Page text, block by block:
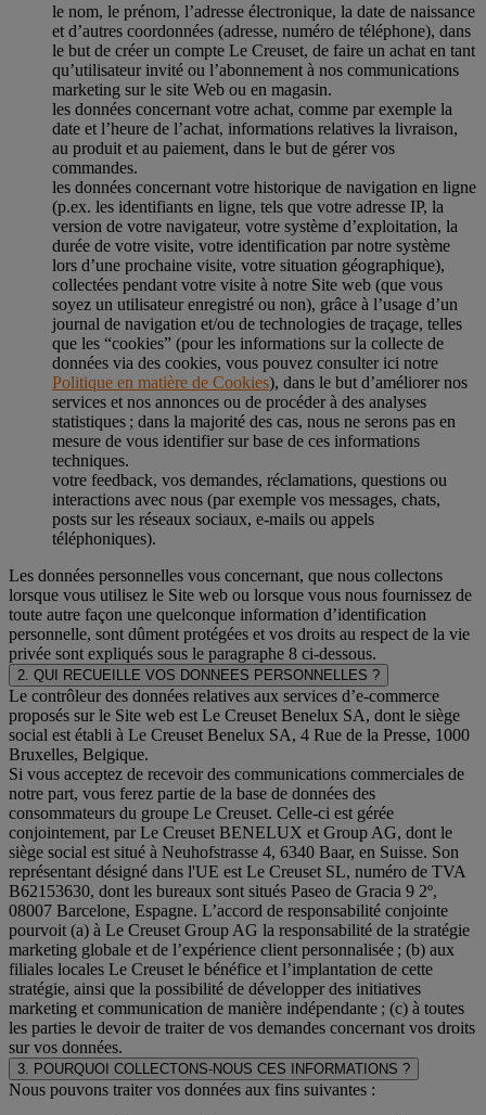
le nom, le prénom, l’adresse électronique, la date de naissance
et d’autres coordonnées (adresse, numéro de téléphone), dans
le but de créer un compte Le Creuset, de faire un achat en tant
qu’utilisateur invité ou l’abonnement à nos communications
marketing sur le site Web ou en magasin.
les données concernant votre achat, comme par exemple la
date et l’heure de l’achat, informations relatives la livraison,
au produit et au paiement, dans le but de gérer vos
commandes.
les données concernant votre historique de navigation en ligne
(p.ex. les identifiants en ligne, tels que votre adresse IP, la
version de votre navigateur, votre système d’exploitation, la
durée de votre visite, votre identification par notre système
lors d’une prochaine visite, votre situation géographique),
collectées pendant votre visite à notre Site web (que vous
soyez un utilisateur enregistré ou non), grâce à l’usage d’un
journal de navigation et/ou de technologies de traçage, telles
que les “cookies” (pour les informations sur la collecte de
données via des cookies, vous pouvez consulter ici notre
Politique en matière de Cookies), dans le but d’améliorer nos
services et nos annonces ou de procéder à des analyses
statistiques ; dans la majorité des cas, nous ne serons pas en
mesure de vous identifier sur base de ces informations
techniques.
votre feedback, vos demandes, réclamations, questions ou
interactions avec nous (par exemple vos messages, chats,
posts sur les réseaux sociaux, e-mails ou appels
téléphoniques).
Les données personnelles vous concernant, que nous collectons
lorsque vous utilisez le Site web ou lorsque vous nous fournissez de
toute autre façon une quelconque information d’identification
personnelle, sont dûment protégées et vos droits au respect de la vie
privée sont expliqués sous le paragraphe 8 ci-dessous.
2. QUI RECUEILLE VOS DONNEES PERSONNELLES ?
Le contrôleur des données relatives aux services d’e-commerce
proposés sur le Site web est Le Creuset Benelux SA, dont le siège
social est établi à Le Creuset Benelux SA, 4 Rue de la Presse, 1000
Bruxelles, Belgique.
Si vous acceptez de recevoir des communications commerciales de
notre part, vous ferez partie de la base de données des
consommateurs du groupe Le Creuset. Celle-ci est gérée
conjointement, par Le Creuset BENELUX et Group AG, dont le
siège social est situé à Neuhofstrasse 4, 6340 Baar, en Suisse. Son
représentant désigné dans l'UE est Le Creuset SL, numéro de TVA
B62153630, dont les bureaux sont situés Paseo de Gracia 9 2º,
08007 Barcelone, Espagne. L’accord de responsabilité conjointe
pourvoit (a) à Le Creuset Group AG la responsabilité de la stratégie
marketing globale et de l’expérience client personnalisée ; (b) aux
filiales locales Le Creuset le bénéfice et l’implantation de cette
stratégie, ainsi que la possibilité de développer des initiatives
marketing et communication de manière indépendante ; (c) à toutes
les parties le devoir de traiter de vos demandes concernant vos droits
sur vos données.
3. POURQUOI COLLECTONS-NOUS CES INFORMATIONS ?
Nous pouvons traiter vos données aux fins suivantes :